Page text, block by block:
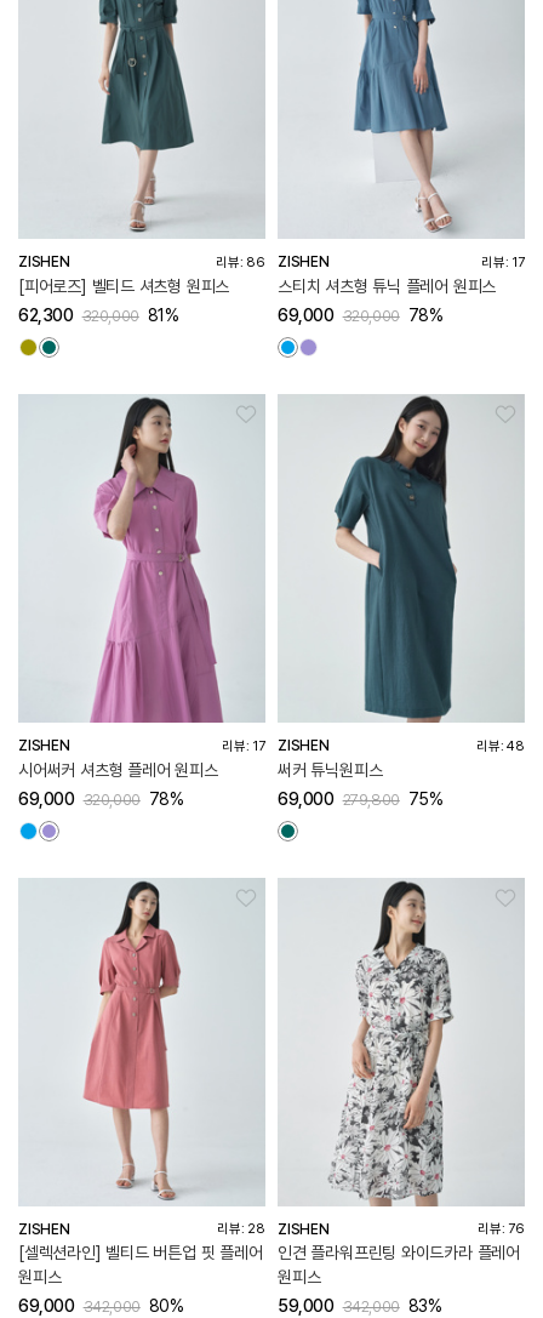
ZISHEN 리뷰: 86
[피어로즈] 벨티드 셔츠형 원피스
320,000
62,300 81%
ZISHEN 리뷰: 17
스티치 셔츠형 튜닉 플레어 원피스
320,000
69,000 78%
ZISHEN 리뷰: 17
시어써커 셔츠형 플레어 원피스
320,000
69,000 78%
ZISHEN 리뷰: 48
써커 튜닉원피스
279,800
69,000 75%
ZISHEN 리뷰: 28
[셀렉션라인] 벨티드 버튼업 핏 플레어
원피스
342,000
69,000 80%
ZISHEN 리뷰: 76
인견 플라워프린팅 와이드카라 플레어
원피스
342,000
59,000 83%